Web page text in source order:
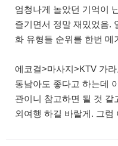
엄청나게 놀았던 기억이
즐기면서 정말 재밌었음.
화 유형들 순위를 한번 메
에코걸>마사지>KTV 가
동남아도 좋다고 하는데
관이니 참고하면 될 것 같
외여행 하길 바랄게. 그럼